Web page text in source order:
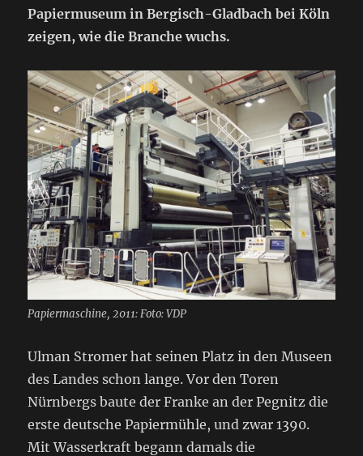
Papiermuseum in Bergisch-Gladbach bei Köln
zeigen, wie die Branche wuchs.
Papiermaschine, 2011: Foto: VDP
Ulman Stromer hat seinen Platz in den Museen
des Landes schon lange. Vor den Toren
Nürnbergs baute der Franke an der Pegnitz die
erste deutsche Papiermühle, und zwar 1390.
Mit Wasserkraft begann damals die